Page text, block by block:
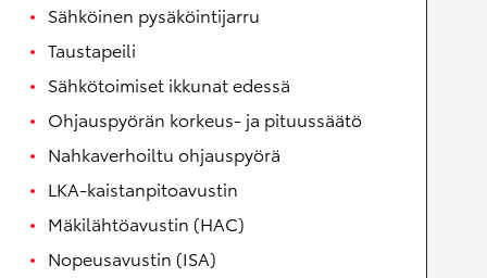
Sähköinen pysäköintijarru
Taustapeili
Sähkötoimiset ikkunat edessä
Ohjauspyörän korkeus- ja pituussäätö
Nahkaverhoiltu ohjauspyörä
LKA-kaistanpitoavustin
Mäkilähtöavustin (HAC)
Nopeusavustin (ISA)